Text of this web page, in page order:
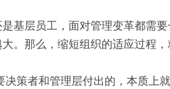
基层员工，面对管理变革都需
。那么，缩短组织的适应过程，
决策者和管理层付出的，本质上